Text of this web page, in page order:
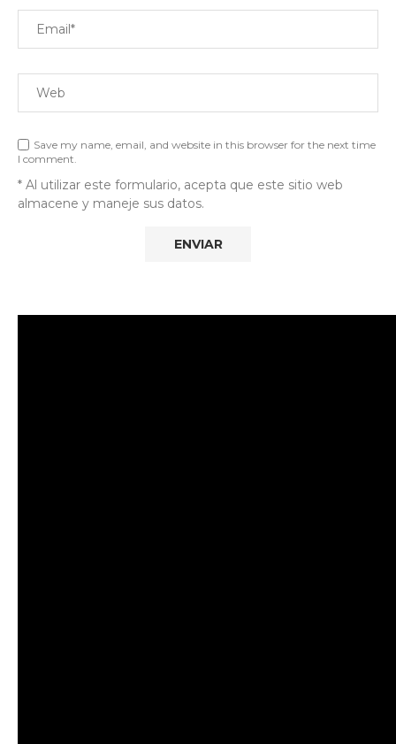
Save my name, email, and website in this browser for the next time
I comment.
* Al utilizar este formulario, acepta que este sitio web
almacene y maneje sus datos.